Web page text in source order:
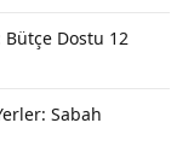
Dostu 12
Sabah